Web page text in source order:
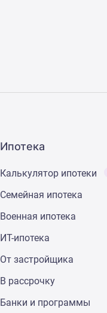
Ипотека
Калькулятор ипотеки
Семейная ипотека
Военная ипотека
ИТ-ипотека
От застройщика
В рассрочку
Банки и программы